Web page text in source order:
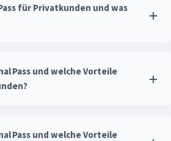
für Privatkunden und was
Pass und welche Vorteile
Pass und welche Vorteile